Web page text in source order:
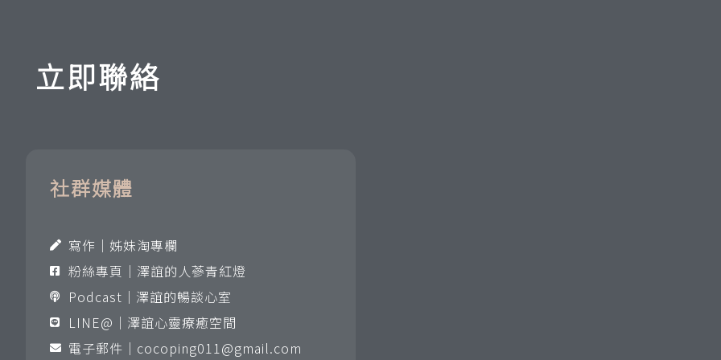
立即聯絡
社群媒體
寫作｜姊妹淘專欄
粉絲專頁｜澤誼的人蔘青紅燈
Podcast｜澤誼的暢談心室
LINE@｜澤誼心靈療癒空間
電子郵件｜ cocoping011@gmail.com